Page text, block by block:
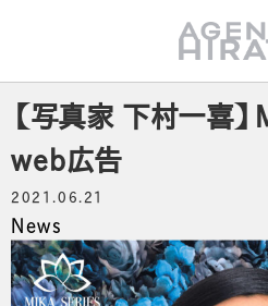
【写真家 下村一喜
web広告
2021.06.21
News